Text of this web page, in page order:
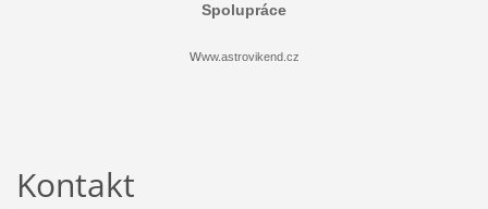
Spolupráce
www.astrovikend.cz
Kontakt